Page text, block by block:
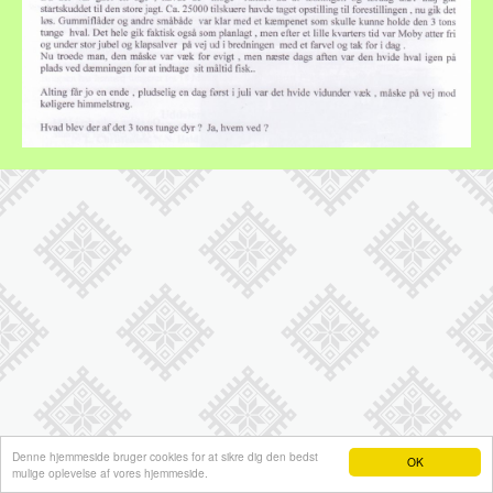
OK
Denne hjemmeside bruger cookies for at sikre dig den bedst
mulige oplevelse af vores hjemmeside.
Hjemmeside fra e-hjemmeside.dk